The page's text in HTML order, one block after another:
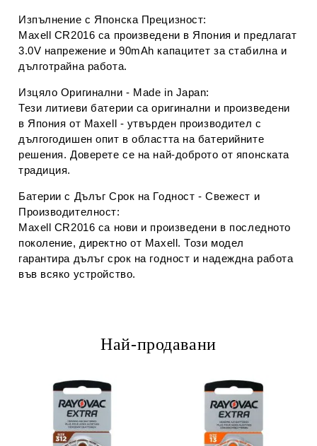
Изпълнениe с Японска Прецизност:
Maxell CR2016 са произведени в Япония и предлагат
3.0V напрежение и 90mAh капацитет за стабилна и
дълготрайна работа.
Изцяло Оригинални - Made in Japan:
Тези литиеви батерии са оригинални и произведени
в Япония от Maxell - утвърден производител с
дългогодишен опит в областта на батерийните
решения. Доверете се на най-доброто от японската
традиция.
Батерии с Дълъг Срок на Годност - Свежест и
Производителност:
Maxell CR2016 са нови и произведени в последното
поколение, директно от Maxell. Този модел
гарантира дълъг срок на годност и надеждна работа
във всяко устройство.
Най-продавани